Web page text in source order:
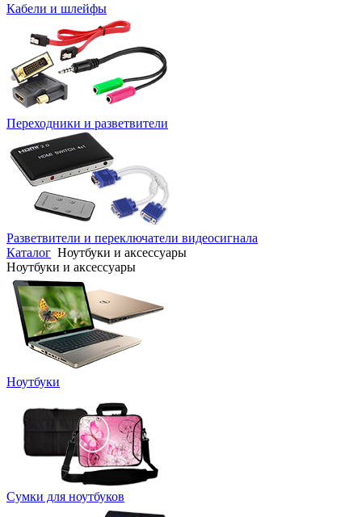
Кабели и шлейфы
Переходники и разветвители
Разветвители и переключатели видеосигнала
Каталог Ноутбуки и аксессуары
Ноутбуки и аксессуары
Ноутбуки
Сумки для ноутбуков